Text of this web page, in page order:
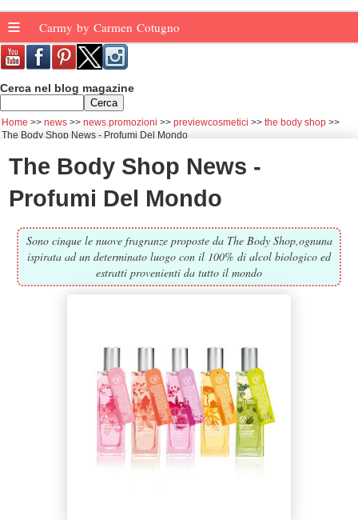
≡ Carmy by Carmen Cotugno
Cerca nel blog magazine
Home news news.promozioni previewcosmetici
the body shop
The Body Shop News - Profumi Del Mondo
The Body Shop News -
Profumi Del Mondo
Sono cinque le nuove fragranze proposte da The Body Shop,ognuna
ispirata ad un determinato luogo con il 100% di alcol biologico ed
estratti provenienti da tutto il mondo